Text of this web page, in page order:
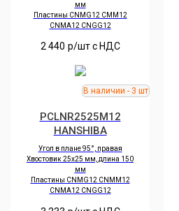
мм
Пластины CNMG12 CMM12
CNMA12 CNGG12
2 440 р/шт c НДС
PCLNR2525M12
HANSHIBA
Угол в плане 95°, правая
Хвостовик 25х25 мм, длина 150
мм
Пластины CNMG12 CNMM12
CNMA12 CNGG12